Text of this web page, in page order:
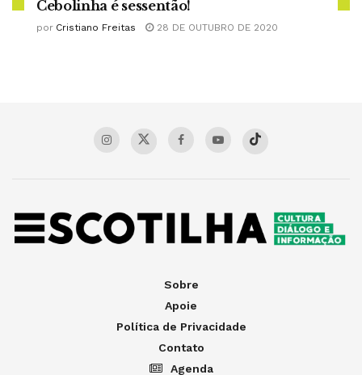
Cebolinha é sessentão!
por Cristiano Freitas 28 DE OUTUBRO DE 2020
Sobre
Apoie
Política de Privacidade
Contato
Agenda